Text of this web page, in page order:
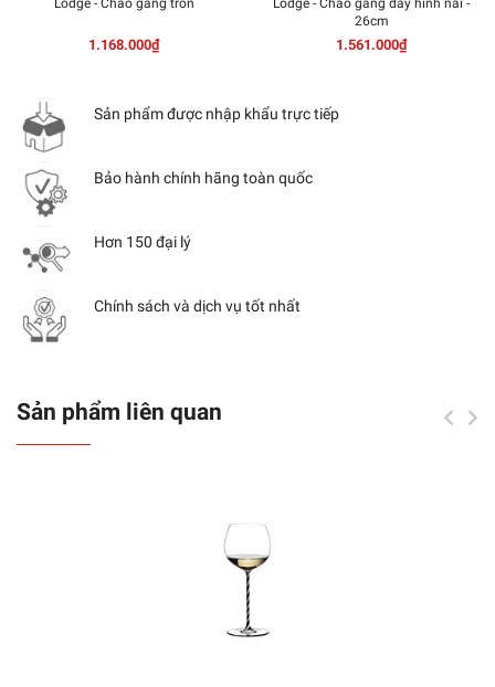
Lodge - Chảo gang tròn
1.168.000₫
Lodge - Chảo gang đáy hình nai -
26cm
1.561.000₫
Sản phẩm được nhập khẩu trực tiếp
Bảo hành chính hãng toàn quốc
Hơn 150 đại lý
Chính sách và dịch vụ tốt nhất
Sản phẩm liên quan